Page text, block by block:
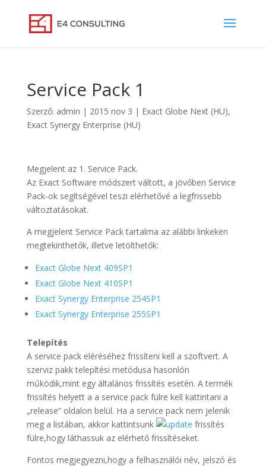
Service Pack 1
Szerző: admin | 2015 nov 3 | Exact Globe Next (HU),
Exact Synergy Enterprise (HU)
Megjelent az 1. Service Pack.
Az Exact Software módszert váltott, a jövőben Service
Pack-ok segítségével teszi elérhetővé a legfrissebb
változtatásokat.
A megjelent Service Pack tartalma az alábbi linkeken
megtekinthetők, illetve letölthetők:
Exact Globe Next 409SP1
Exact Globe Next 410SP1
Exact Synergy Enterprise 254SP1
Exact Synergy Enterprise 255SP1
Telepítés
A service pack eléréséhez frissíteni kell a szoftvert. A
szerviz pakk telepítési metódusa hasonlón
működik,mint egy általános frissítés esetén. A termék
frissítés helyett a a service pack fülre kell kattintani a
„release” oldalon belül. Ha a service pack nem jelenik
meg a listában, akkor kattintsunk
frissítés
fülre,hogy láthassuk az elérhető frissítéseket.
Fontos megjegyezni,hogy a felhasználói név, jelszó és